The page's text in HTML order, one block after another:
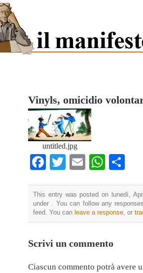
Vinyls, omicidio
untitled.jpg
Facebook
TwitterEmail
This entry was posted on lunedì,
under . You can follow any
feed. You can leave a response , or
Scrivi un commento
Ciascun commento potrà avere